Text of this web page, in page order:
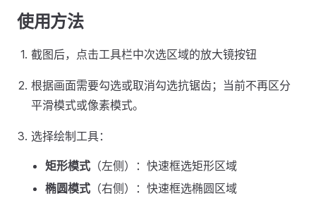
使用方法
截图后，点击工具栏中次选区域的放大镜按钮
根据画面需要勾选或取消勾选抗锯齿；当前不再区分
平滑模式或像素模式。
选择绘制工具：
矩形模式 （左侧）：快速框选矩形区域
椭圆模式 （右侧）：快速框选椭圆区域